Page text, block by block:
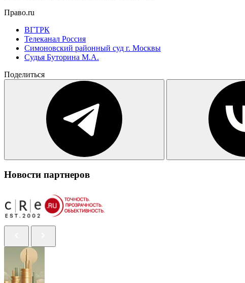
Право.ru
ВГТРК
Телеканал Россия
Симоновский районный суд г. Москвы
Судья Буторина М.А.
Поделиться
Новости партнеров